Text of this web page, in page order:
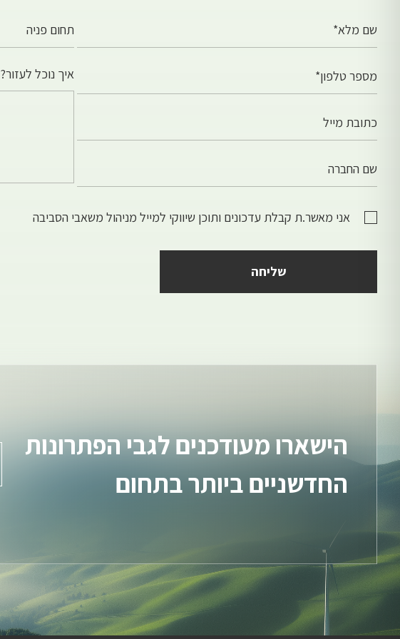
שם מלא*
מספר טלפון*
כתובת מייל
שם החברה
איך נוכל לעזור?
אני מאשר.ת קבלת עדכונים ותוכן שיווקי למייל מניהול משאבי הסביבה
הישארו מעודכנים לגבי הפתרונות
החדשניים ביותר בתחום